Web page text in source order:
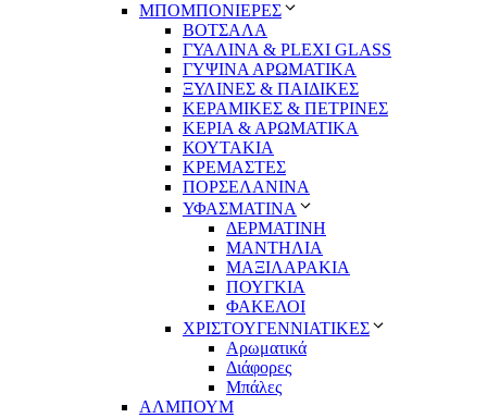
ΜΠΟΜΠΟΝΙΕΡΕΣ
ΒΟΤΣΑΛΑ
ΓΥΑΛΙΝΑ & PLEXI GLASS
ΓΥΨΙΝΑ ΑΡΩΜΑΤΙΚΑ
ΞΥΛΙΝΕΣ & ΠΑΙΔΙΚΕΣ
ΚΕΡΑΜΙΚΕΣ & ΠΕΤΡΙΝΕΣ
ΚΕΡΙΑ & ΑΡΩΜΑΤΙΚΑ
ΚΟΥΤΑΚΙΑ
ΚΡΕΜΑΣΤΕΣ
ΠΟΡΣΕΛΑΝΙΝΑ
ΥΦΑΣΜΑΤΙΝA
ΔΕΡΜΑΤΙΝΗ
ΜΑΝΤΗΛΙΑ
ΜΑΞΙΛΑΡΑΚΙΑ
ΠΟΥΓΚΙΑ
ΦΑΚΕΛΟΙ
ΧΡΙΣΤΟΥΓΕΝΝΙΑΤΙΚΕΣ
Αρωματικά
Διάφορες
Μπάλες
ΑΛΜΠΟΥΜ